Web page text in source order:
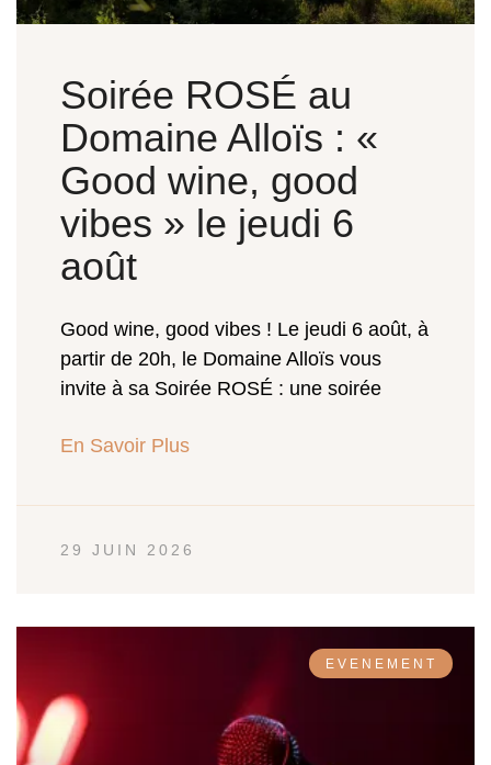
Soirée ROSÉ au
Domaine Alloïs : «
Good wine, good
vibes » le jeudi 6
août
Good wine, good vibes ! Le jeudi 6 août, à
partir de 20h, le Domaine Alloïs vous
invite à sa Soirée ROSÉ : une soirée
En Savoir Plus
29 JUIN 2026
EVENEMENT